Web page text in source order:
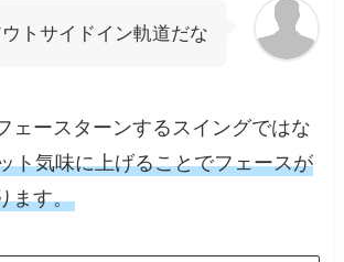
トサイドイン軌道だな
ェースターンするスイングではな
ト気味に上げることでフェースが
ます。